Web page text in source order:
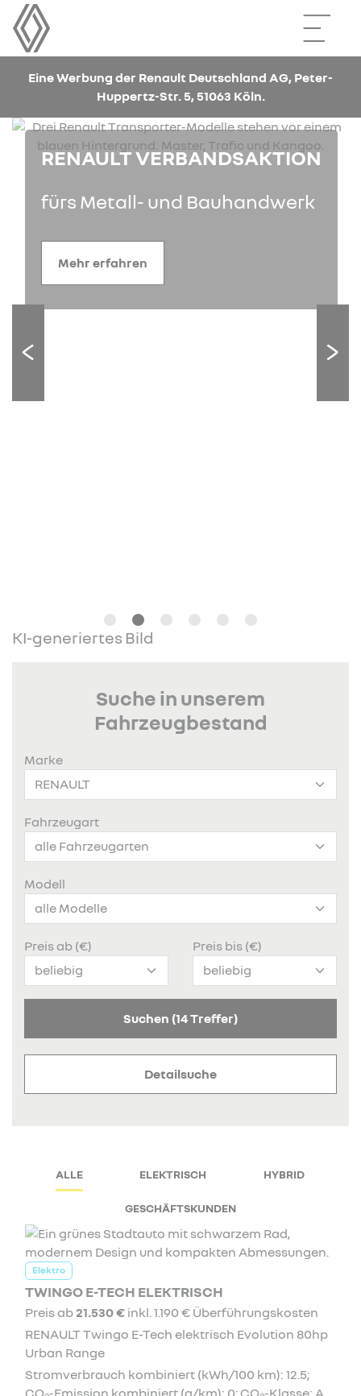
Eine Werbung der Renault Deutschland AG, Peter-
Huppertz-Str. 5, 51063 Köln.
RENAULT VERBANDSAKTION
fürs Metall- und Bauhandwerk
Mehr erfahren
KI-generiertes Bild
Suche in unserem
Fahrzeugbestand
Marke
Fahrzeugart
Modell
Preis ab (€) Preis bis (€)
Suchen (14 Treffer)
Detailsuche
ALLE ELEKTRISCH HYBRID
GESCHÄFTSKUNDEN
Elektro
TWINGO E-TECH ELEKTRISCH
Preis ab21.530 € inkl. 1.190 € Überführungskosten
RENAULT Twingo E-Tech elektrisch Evolution 80hp
Urban Range
Stromverbrauch kombiniert (kWh/100 km): 12.5;
CO -Emission kombiniert (g/km): 0; CO -Klasse: A